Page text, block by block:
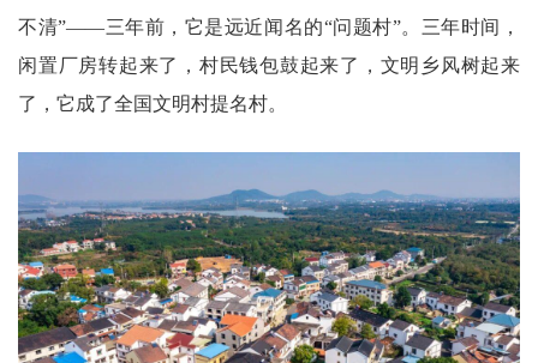
不清”——三年前，它是远近闻名的“问题村”。三年时间，
闲置厂房转起来了，村民钱包鼓起来了，文明乡风树起来
了，它成了全国文明村提名村。